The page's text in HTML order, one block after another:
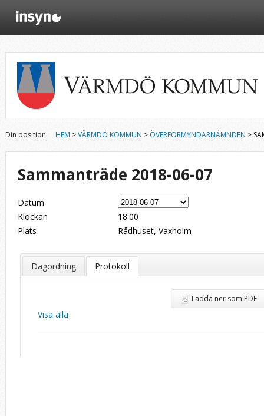
Din position: HEM >VÄRMDÖ KOMMUN > ÖVERFÖRMYNDARNÄMNDEN >
Sammanträde 2018-06-07
Datum
Klockan
18:00
Plats
Rådhuset, Vaxholm
Dagordning Protokoll
Ladda ner som PDF
Visa alla